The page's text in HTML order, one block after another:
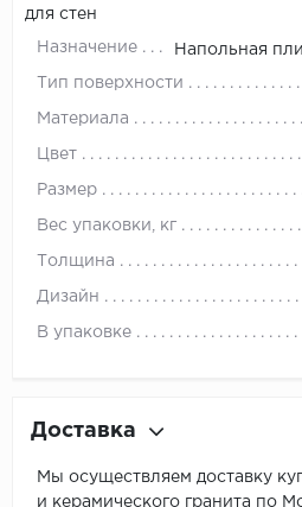
для стен
Назначение Напольная
Тип поверхности
Материала
Цвет
Размер
Вес упаковки, кг
Толщина
Дизайн
В упаковке
Доставка
Мы осуществляем доставку
и керамического гранита по